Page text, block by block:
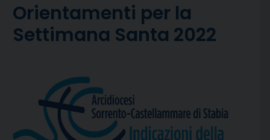
Orientamenti per la
Settimana Santa 2022